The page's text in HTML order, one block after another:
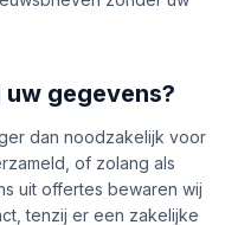
gegevens?
dan noodzakelijk voor
of zolang als
uit offertes bewaren wij
tenzij er een zakelijke